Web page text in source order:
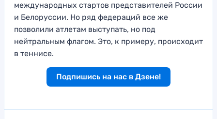
международных стартов представителей России
и Белоруссии. Но ряд федераций все же
позволили атлетам выступать, но под
нейтральным флагом. Это, к примеру, происходит
в теннисе.
Подпишись на нас в Дзене!